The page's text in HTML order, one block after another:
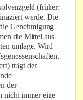
(früher:
werde. Die
Genehmigung
die Mittel aus
umlage. Wird
trägt der
der
nicht immer eine